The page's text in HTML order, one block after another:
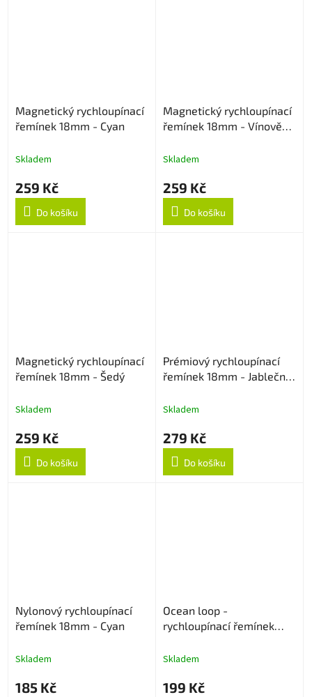
Magnetický rychloupínací
řemínek 18mm - Cyan
Skladem
259 Kč
Do košíku
Magnetický rychloupínací
řemínek 18mm - Vínově
Skladem
259 Kč
Do košíku
Magnetický rychloupínací
řemínek 18mm - Šedý
Skladem
259 Kč
Do košíku
Prémiový rychloupínací
řemínek 18mm - Jablečně
Skladem
279 Kč
Do košíku
Nylonový rychloupínací
řemínek 18mm - Cyan
Skladem
185 Kč
Ocean loop -
rychloupínací řemínek
Skladem
199 Kč